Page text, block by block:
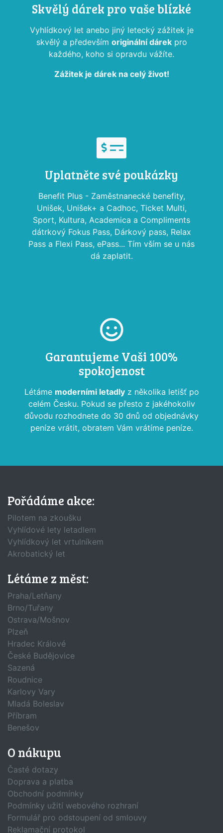
Skvělý dárek pro vaše blízké
Vyhlídkový let anebo jiný letecký zážitek je
skvělý a především originální dárekpro
každého, koho si opravdu vážíte.
Zážitek je dárek na celý život!
Uplatněte své poukázky
Benefit Plus - Zaměstnanecké benefity,
Unišek, Unišek+ a Cadhoc, Ticket Multi,
Sport, Kultura, Academica a Compliments
dátrkový Fokus Pass, Dárkový pass, Relax
Pass a Flexi Pass, ePass... Tím vším se u nás
dá zaplatit.
Garantujeme Vaši 100%
spokojenost
Létáme moderními letadlyz několika letišť po
celém Česku. Pokud se přesto z jakéhokoliv
důvodu rozhodnete do 30 dnů od objednávky
peníze vrátit, obratem Vám vrátíme peníze.
Pořádáme akce:
Pilotem na zkoušku
Vyhlídové lety letadlem
Vyhlídkový let vrtulníkem
Akrobatický let
Létáme z měst:
Praha/Letňany
Brno/Tuřany
Ostrava/Mošnov
Plzeň
Hradec Králové
České Budějovice
Sazená
Roudnice
Karlovy Vary
Mladá Boleslav
Příbram
Benešov
O nákupu
Časté dotazy
Doprava a platba
Obchodní podmínky
Podmínky užití webového rozhraní
Formulář pro odstoupení od smlouvy
Reklamační protokol